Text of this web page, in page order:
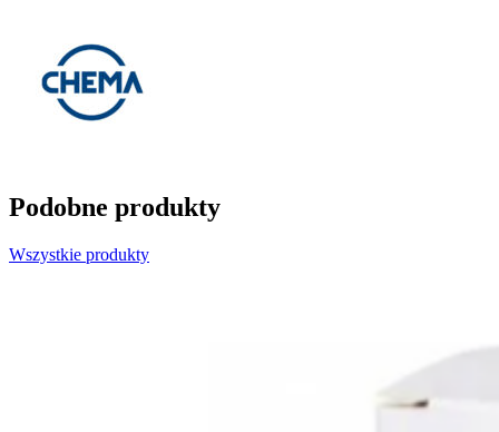
Podobne produkty
Wszystkie produkty